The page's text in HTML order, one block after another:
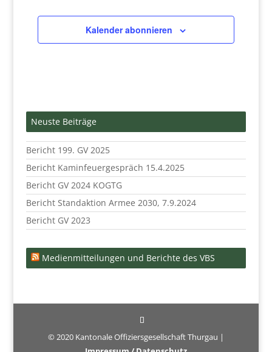
Kalender abonnieren
Neuste Beiträge
Bericht 199. GV 2025
Bericht Kaminfeuergespräch 15.4.2025
Bericht GV 2024 KOGTG
Bericht Standaktion Armee 2030, 7.9.2024
Bericht GV 2023
Medienmitteilungen und Berichte des VBS
© 2020 Kantonale Offiziersgesellschaft Thurgau |